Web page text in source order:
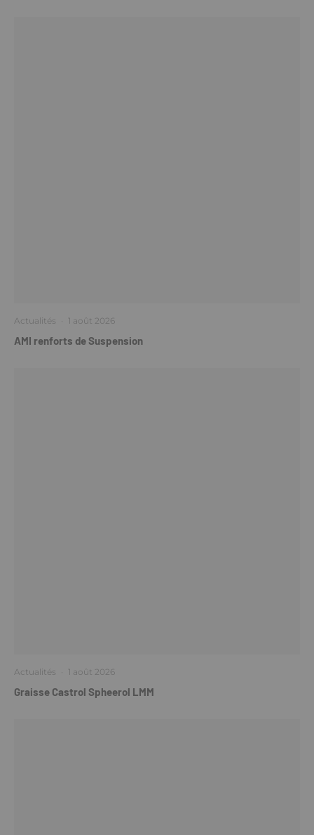
Actualités · 1 août 2026
AMI renforts de Suspension
Actualités · 1 août 2026
Graisse Castrol Spheerol LMM